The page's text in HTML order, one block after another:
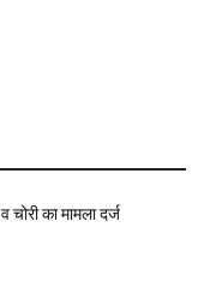
का मामला दर्ज